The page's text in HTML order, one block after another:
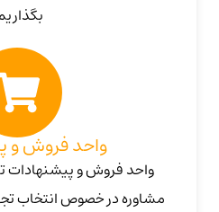
واحد فروش و
واحد فروش و پیشنهادات
مشاوره در خصوص انتخاب